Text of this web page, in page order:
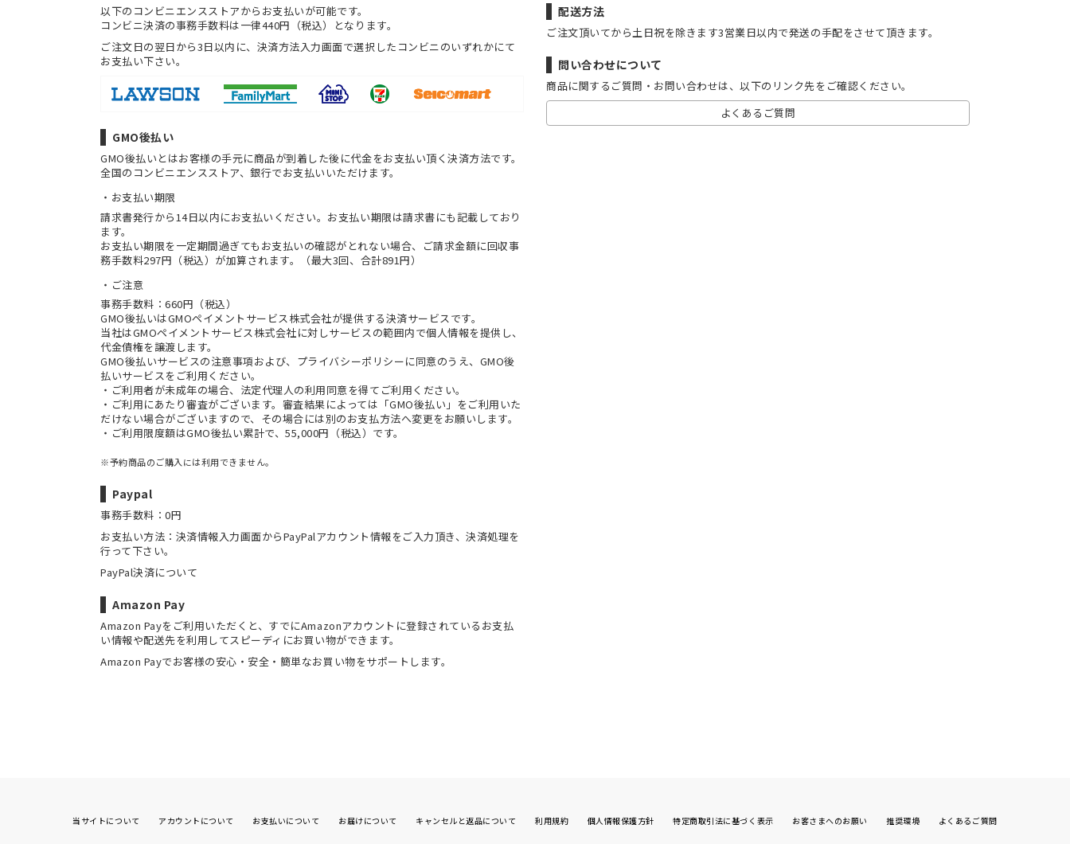
以下のコンビニエンスストアからお支払いが可能です。
コンビニ決済の事務手数料は一律440円（税込）となります。
ご注文日の翌日から3日以内に、決済方法入力画面で選択したコンビニのいずれかにて
お支払い下さい。
GMO後払い
GMO後払いとはお客様の手元に商品が到着した後に代金をお支払い頂く決済方法です。
全国のコンビニエンスストア、銀行でお支払いいただけます。
お支払い期限
請求書発行から14日以内にお支払いください。お支払い期限は請求書にも記載しており
ます。
お支払い期限を一定期間過ぎてもお支払いの確認がとれない場合、ご請求金額に回収事
務手数料297円（税込）が加算されます。（最大3回、合計891円）
ご注意
事務手数料：660円（税込）
GMO後払いはGMOペイメントサービス株式会社が提供する決済サービスです。
当社はGMOペイメントサービス株式会社に対しサービスの範囲内で個人情報を提供し、
代金債権を譲渡します。
GMO後払いサービスの注意事項および、 プライバシーポリシーに同意のうえ、GMO後
払いサービスをご利用ください。
・ご利用者が未成年の場合、法定代理人の利用同意を得てご利用ください。
・ご利用にあたり審査がございます。審査結果によっては「GMO後払い」をご利用いた
だけない場合がございますので、その場合には別のお支払方法へ変更をお願いします。
・ご利用限度額はGMO後払い累計で、55,000円（税込）です。
※予約商品のご購入には利用できません。
Paypal
事務手数料：0円
お支払い方法：決済情報入力画面からPayPalアカウント情報をご入力頂き、決済処理を
行って下さい。
PayPal決済について
Amazon Pay
Amazon Payをご利用いただくと、すでにAmazonアカウントに登録されているお支払
い情報や配送先を利用してスピーディにお買い物ができます。
Amazon Payでお客様の安心・安全・簡単なお買い物をサポートします。
配送方法
ご注文頂いてから土日祝を除きます3営業日以内で発送の手配をさせて頂きます。
問い合わせについて
商品に関するご質問・お問い合わせは、以下のリンク先をご確認ください。
よくあるご質問
当サイトについて アカウントについて お支払いについて お届けについて キャンセルと返品について 利用規約 個人情報保護方針 特定商取引法に基づく表示 お客さまへのお願い 推奨環境 よくあるご質問